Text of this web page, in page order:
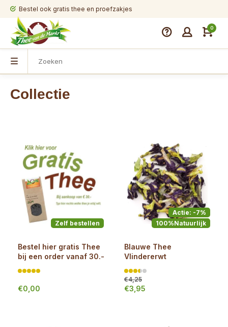
Bestel ook gratis thee en proefzakjes
0
Collectie
Zelf bestellen
Bestel hier gratis Thee
bij een order vanaf 30.-
€0,00
Actie: -7%
100%Natuurlijk
Blauwe Thee
Vlindererwt
€4,25
€3,95